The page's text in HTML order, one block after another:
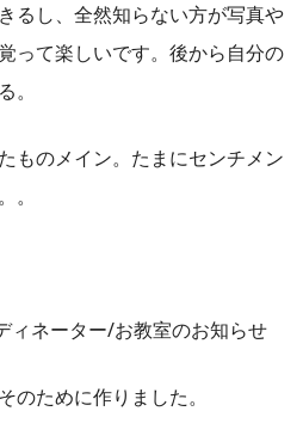
るし、全然知らない方が写真や
って楽しいです。後から自分の
。
ものメイン。たまにセンチメン
。
ィネーター/お教室のお知らせ
のために作りました。